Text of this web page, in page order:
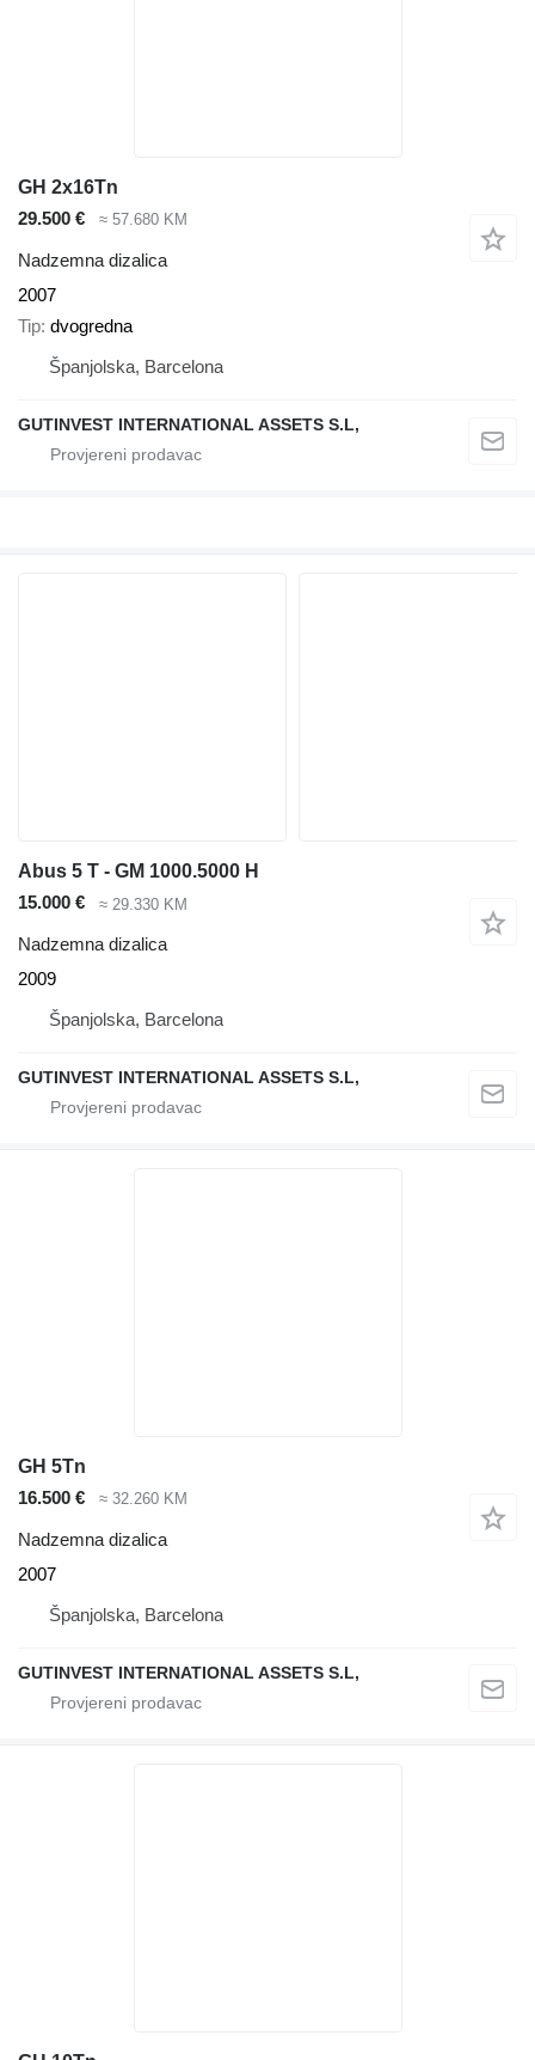
GH 2x16Tn
29.500 €
≈ 57.680 KM
Nadzemna dizalica
2007
Tip dvogredna
Španjolska, Barcelona
GUTINVEST INTERNATIONAL ASSETS S.L,
Abus 5 T - GM 1000.5000 H
15.000 €
≈ 29.330 KM
Nadzemna dizalica
2009
Španjolska, Barcelona
GUTINVEST INTERNATIONAL ASSETS S.L,
GH 5Tn
16.500 €
≈ 32.260 KM
Nadzemna dizalica
2007
Španjolska, Barcelona
GUTINVEST INTERNATIONAL ASSETS S.L,